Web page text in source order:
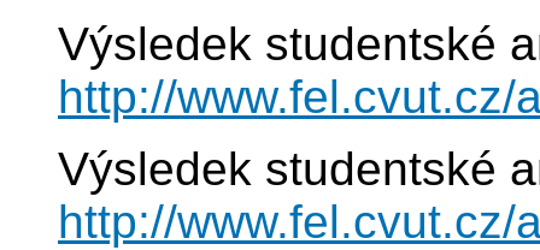
Výsledek studentské
http://www.fel.cvut.cz/
Výsledek studentské
http://www.fel.cvut.cz/